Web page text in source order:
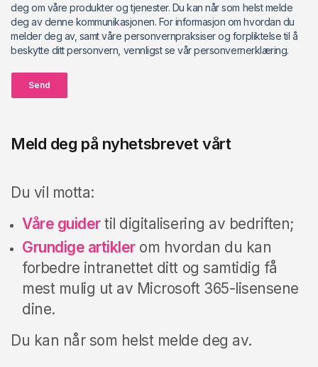
deg om våre produkter og tjenester. Du kan når som helst melde
deg av denne kommunikasjonen. For informasjon om hvordan du
melder deg av, samt våre personvernpraksiser og forpliktelse til å
beskytte ditt personvern, vennligst se vår personvernerklæring.
Send
Meld deg på nyhetsbrevet vårt
Du vil motta:
Våre guidertil digitalisering av bedriften;
Grundige artiklerom hvordan du kan
forbedre intranettet ditt og samtidig få
mest mulig ut av Microsoft 365-lisensene
dine.
Du kan når som helst melde deg av.